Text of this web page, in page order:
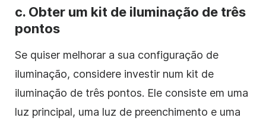
c. Obter um kit de iluminação de três
pontos
Se quiser melhorar a sua configuração de
iluminação, considere investir num kit de
iluminação de três pontos. Ele consiste em uma
luz principal, uma luz de preenchimento e uma